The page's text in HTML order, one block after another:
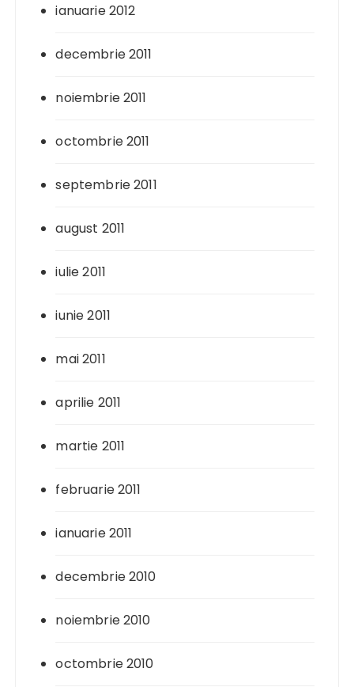
ianuarie 2012
decembrie 2011
noiembrie 2011
octombrie 2011
septembrie 2011
august 2011
iulie 2011
iunie 2011
mai 2011
aprilie 2011
martie 2011
februarie 2011
ianuarie 2011
decembrie 2010
noiembrie 2010
octombrie 2010